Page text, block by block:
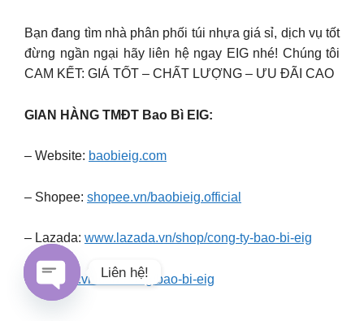
Bạn đang tìm nhà phân phối túi nhựa giá sỉ, dịch vụ tốt
đừng ngần ngại hãy liên hệ ngay EIG nhé! Chúng tôi
CAM KẾT: GIÁ TỐT – CHẤT LƯỢNG – ƯU ĐÃI CAO
GIAN HÀNG TMĐT Bao Bì EIG:
– Website: baobieig.com
– Shopee: shopee.vn/baobieig.official
– Lazada: www.lazada.vn/shop/cong-ty-bao-bi-eig
– Tiki: tiki.vn/cua-hang/bao-bi-eig
Liên hệ!